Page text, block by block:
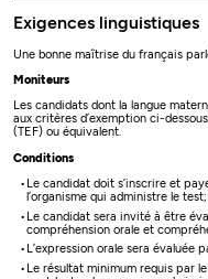
Exigences linguistiques
Une bonne maîtrise du français
Moniteurs
Les candidats dont la langue
aux critères d’exemption ci-
(TEF) ou équivalent.
Conditions
Le candidat doit s’inscrire et
l’organisme qui administre le test;
Le candidat sera invité à être
compréhension orale et
L’expression orale sera évaluée
Le résultat minimum requis par